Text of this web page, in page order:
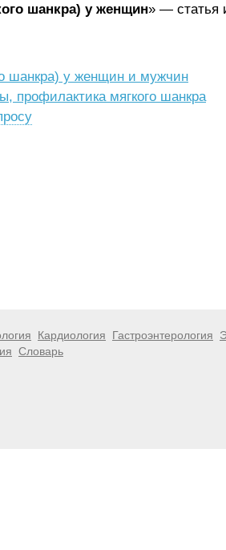
шанкра) у женщин» — статья
шанкра) у женщин и мужчин
профилактика мягкого шанкра
Кардиология Гастроэнтерология
Словарь